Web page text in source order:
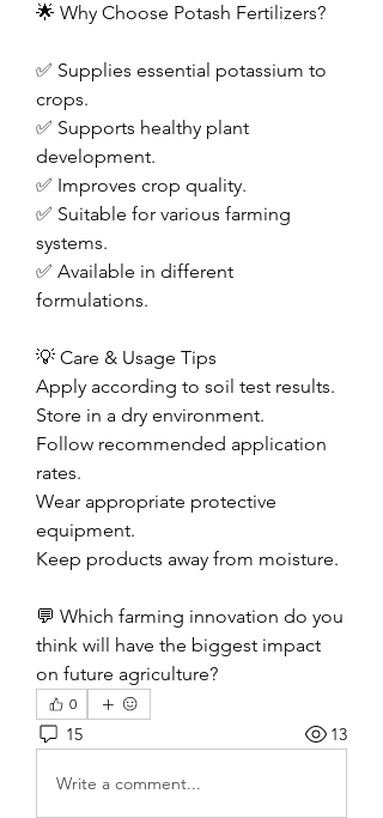
🌟 Why Choose Potash Fertilizers?
✅ Supplies essential potassium to
crops.
✅ Supports healthy plant
development.
✅ Improves crop quality.
✅ Suitable for various farming
systems.
✅ Available in different
formulations.
💡 Care & Usage Tips
Apply according to soil test results.
Store in a dry environment.
Follow recommended application
rates.
Wear appropriate protective
equipment.
Keep products away from moisture.
💬 Which farming innovation do you
think will have the biggest impact
on future agriculture?
0
15 13
Write a comment...